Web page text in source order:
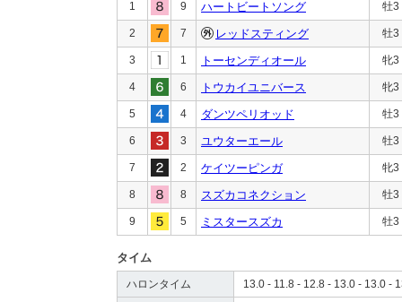
1 9 ハートビートソング 牡3
2 7 レッドスティング 牡3
3 1 トーセンディオール 牝3
4 6 トウカイユニバース 牝3
5 4 ダンツペリオッド 牡3
6 3 ユウターエール 牡3
7 2 ケイツーピンガ 牝3
8 8 スズカコネクション 牡3
9 5 ミスタースズカ 牡3
タイム
ハロンタイム 13.0 - 11.8 - 12.8 - 13.0 - 13.0 -